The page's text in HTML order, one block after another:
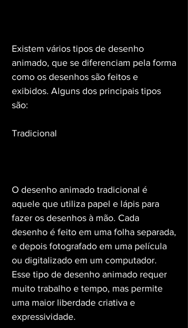
Existem vários tipos de desenho
animado, que se diferenciam pela forma
como os desenhos são feitos e
exibidos. Alguns dos principais tipos
são:
Tradicional
O desenho animado tradicional é
aquele que utiliza papel e lápis para
fazer os desenhos à mão. Cada
desenho é feito em uma folha separada,
e depois fotografado em uma película
ou digitalizado em um computador.
Esse tipo de desenho animado requer
muito trabalho e tempo, mas permite
uma maior liberdade criativa e
expressividade.